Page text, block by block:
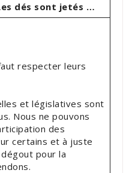
dés sont jetés …
respecter leurs
et législatives sont
Nous ne pouvons
des
certains et à juste
pour la